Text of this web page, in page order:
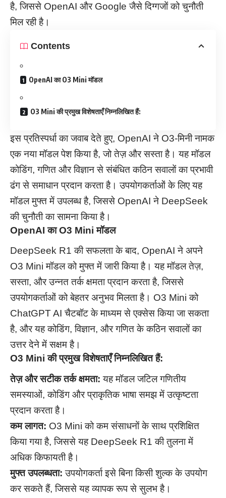
है, जिससे OpenAI और Google जैसे दिग्गजों को चुनौती
मिल रही है।
Contents
OpenAI का O3 Mini मॉडल
O3 Mini की प्रमुख विशेषताएँ निम्नलिखित हैं:
इस प्रतिस्पर्धा का जवाब देते हुए, OpenAI ने O3-मिनी नामक
एक नया मॉडल पेश किया है, जो तेज़ और सस्ता है। यह मॉडल
कोडिंग, गणित और विज्ञान से संबंधित कठिन सवालों का प्रभावी
ढंग से समाधान प्रदान करता है। उपयोगकर्ताओं के लिए यह
मॉडल मुफ्त में उपलब्ध है, जिससे OpenAI ने DeepSeek
की चुनौती का सामना किया है।
OpenAI का O3 Mini मॉडल
DeepSeek R1 की सफलता के बाद, OpenAI ने अपने
O3 Mini मॉडल को मुफ्त में जारी किया है। यह मॉडल तेज़,
सस्ता, और उन्नत तर्क क्षमता प्रदान करता है, जिससे
उपयोगकर्ताओं को बेहतर अनुभव मिलता है। O3 Mini को
ChatGPT AI चैटबॉट के माध्यम से एक्सेस किया जा सकता
है, और यह कोडिंग, विज्ञान, और गणित के कठिन सवालों का
उत्तर देने में सक्षम है।
O3 Mini की प्रमुख विशेषताएँ निम्नलिखित हैं:
तेज़ और सटीक तर्क क्षमता: यह मॉडल जटिल गणितीय
समस्याओं, कोडिंग और प्राकृतिक भाषा समझ में उत्कृष्टता
प्रदान करता है।
कम लागत: O3 Mini को कम संसाधनों के साथ प्रशिक्षित
किया गया है, जिससे यह DeepSeek R1 की तुलना में
अधिक किफायती है।
मुफ्त उपलब्धता: उपयोगकर्ता इसे बिना किसी शुल्क के उपयोग
कर सकते हैं, जिससे यह व्यापक रूप से सुलभ है।